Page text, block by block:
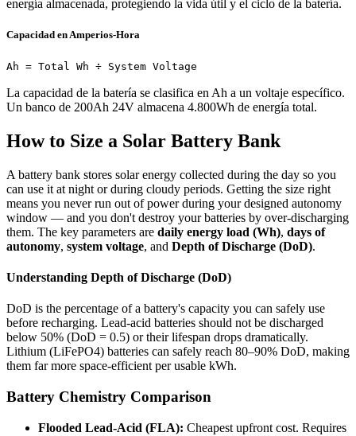
energía almacenada, protegiendo la vida útil y el ciclo de la batería.
Capacidad en Amperios-Hora
Ah = Total Wh ÷ System Voltage
La capacidad de la batería se clasifica en Ah a un voltaje específico.
Un banco de 200Ah 24V almacena 4.800Wh de energía total.
How to Size a Solar Battery Bank
A battery bank stores solar energy collected during the day so you
can use it at night or during cloudy periods. Getting the size right
means you never run out of power during your designed autonomy
window — and you don't destroy your batteries by over-discharging
them. The key parameters are daily energy load (Wh), days of
autonomy, system voltage, and Depth of Discharge (DoD).
Understanding Depth of Discharge (DoD)
DoD is the percentage of a battery's capacity you can safely use
before recharging. Lead-acid batteries should not be discharged
below 50% (DoD = 0.5) or their lifespan drops dramatically.
Lithium (LiFePO4) batteries can safely reach 80–90% DoD, making
them far more space-efficient per usable kWh.
Battery Chemistry Comparison
Flooded Lead-Acid (FLA): Cheapest upfront cost. Requires